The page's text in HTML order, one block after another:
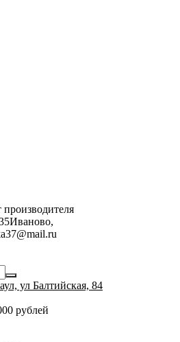
Иваново,
ул Балтийская, 84